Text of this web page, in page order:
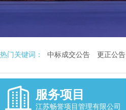
热门关键词： 中标成交公告 更正公告
服务项目
江苏畅誉项目管理有限公司